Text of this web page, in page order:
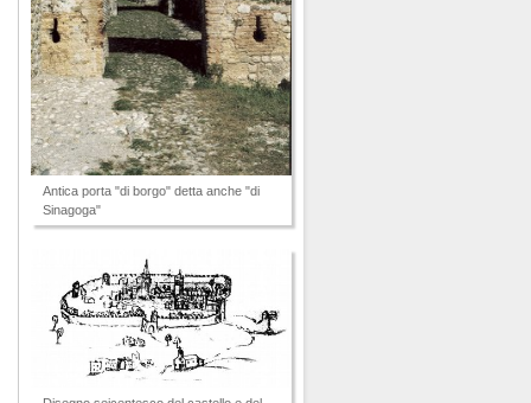
Antica porta "di borgo" detta anche "di
Sinagoga"